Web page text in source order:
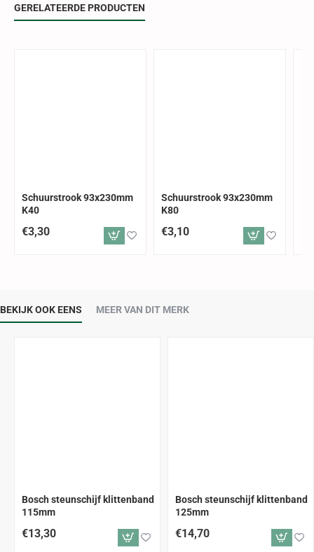
GERELATEERDE PRODUCTEN
Schuurstrook 93x230mm
K40
€3,30
Schuurstrook 93x230mm
K80
€3,10
BEKIJK OOK EENS MEER VAN DIT MERK
Bosch steunschijf klittenband
115mm
€13,30
Bosch steunschijf klittenband
125mm
€14,70